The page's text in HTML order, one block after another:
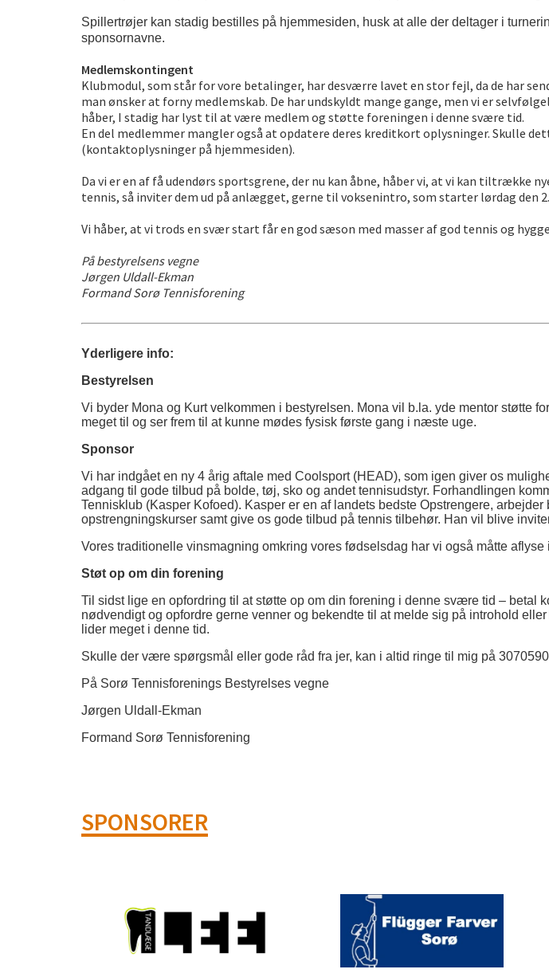
Spillertrøjer kan stadig bestilles på hjemmesiden, husk at alle der deltager i
sponsornavne.
Medlemskontingent
Klubmodul, som står for vore betalinger, har desværre lavet en stor fejl, da de har
man ønsker at forny medlemskab. De har undskyldt mange gange, men vi er
håber, I stadig har lyst til at være medlem og støtte foreningen i denne svære tid.
En del medlemmer mangler også at opdatere deres kreditkort oplysninger. Skulle
(kontaktoplysninger på hjemmesiden).
Da vi er en af få udendørs sportsgrene, der nu kan åbne, håber vi, at vi kan tiltrække
tennis, så inviter dem ud på anlægget, gerne til voksenintro, som starter lørdag den
Vi håber, at vi trods en svær start får en god sæson med masser af god tennis og
På bestyrelsens vegne
Jørgen Uldall-Ekman
Formand Sorø Tennisforening
Yderligere info:
Bestyrelsen
Vi byder Mona og Kurt velkommen i bestyrelsen. Mona vil b.la. yde mentor støtte
meget til og ser frem til at kunne mødes fysisk første gang i næste uge.
Sponsor
Vi har indgået en ny 4 årig aftale med Coolsport (HEAD), som igen giver os
adgang til gode tilbud på bolde, tøj, sko og andet tennisudstyr. Forhandlingen
Tennisklub (Kasper Kofoed). Kasper er en af landets bedste Opstrengere,
opstrengningskurser samt give os gode tilbud på tennis tilbehør. Han vil blive
Vores traditionelle vinsmagning omkring vores fødselsdag har vi også måtte
Støt op om din forening
Til sidst lige en opfordring til at støtte op om din forening i denne svære tid –
nødvendigt og opfordre gerne venner og bekendte til at melde sig på introhold
lider meget i denne tid.
Skulle der være spørgsmål eller gode råd fra jer, kan i altid ringe til mig på
På Sorø Tennisforenings Bestyrelses vegne
Jørgen Uldall-Ekman
Formand Sorø Tennisforening
SPONSORER